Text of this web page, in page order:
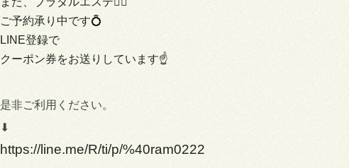
ご予約承り中です💍
LINE登録で
クーポン券をお送りしています☝️
是非ご利用ください。
⬇︎
https://line.me/R/ti/p/%40ram0222